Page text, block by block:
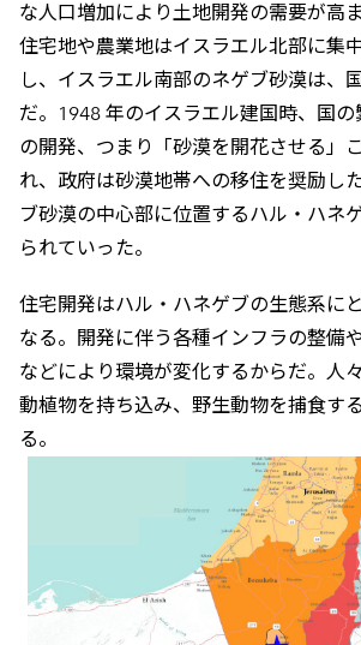
な人口増加により土地開発の需要が高
住宅地や農業地はイスラエル北部に集
し、イスラエル南部のネゲブ砂漠は、
だ。1948 年のイスラエル建国時、国
の開発、つまり「砂漠を開花させる」
れ、政府は砂漠地帯への移住を奨励し
ブ砂漠の中心部に位置するハル・ハネ
られていった。
住宅開発はハル・ハネゲブの生態系に
なる。開発に伴う各種インフラの整備
などにより環境が変化するからだ。人
動植物を持ち込み、野生動物を捕食す
る。